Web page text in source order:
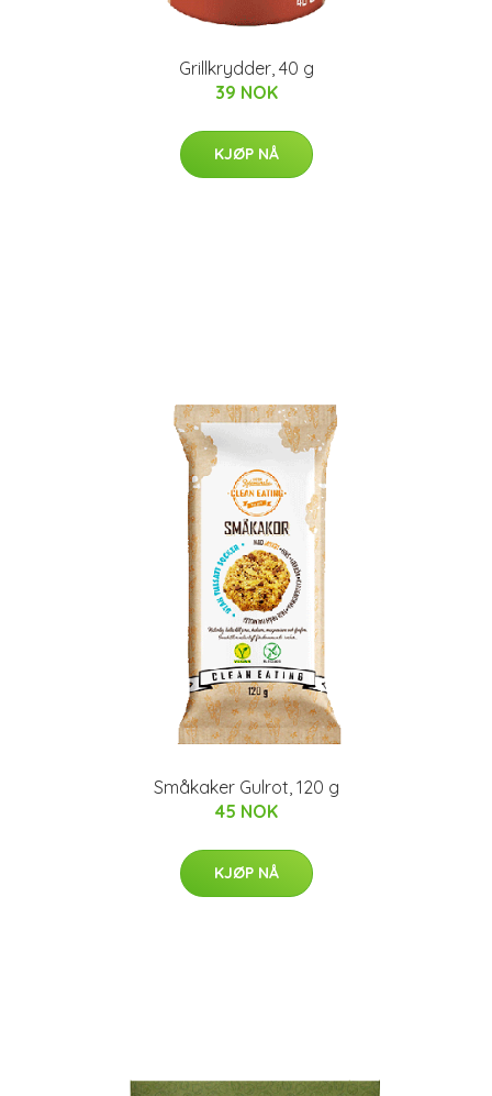
Grillkrydder, 40 g
39 NOK
KJØP NÅ
Småkaker Gulrot, 120 g
45 NOK
KJØP NÅ